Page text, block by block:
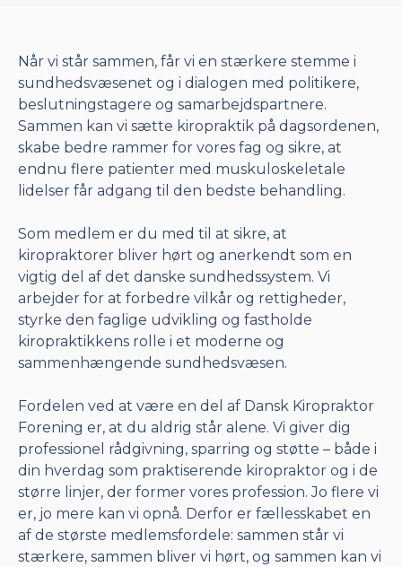
Når vi står sammen, får vi en stærkere stemme i
sundhedsvæsenet og i dialogen med politikere,
beslutningstagere og samarbejdspartnere.
Sammen kan vi sætte kiropraktik på dagsordenen,
skabe bedre rammer for vores fag og sikre, at
endnu flere patienter med muskuloskeletale
lidelser får adgang til den bedste behandling.
Som medlem er du med til at sikre, at
kiropraktorer bliver hørt og anerkendt som en
vigtig del af det danske sundhedssystem. Vi
arbejder for at forbedre vilkår og rettigheder,
styrke den faglige udvikling og fastholde
kiropraktikkens rolle i et moderne og
sammenhængende sundhedsvæsen.
Fordelen ved at være en del af Dansk Kiropraktor
Forening er, at du aldrig står alene. Vi giver dig
professionel rådgivning, sparring og støtte – både i
din hverdag som praktiserende kiropraktor og i de
større linjer, der former vores profession. Jo flere vi
er, jo mere kan vi opnå. Derfor er fællesskabet en
af de største medlemsfordele: sammen står vi
stærkere, sammen bliver vi hørt, og sammen kan vi